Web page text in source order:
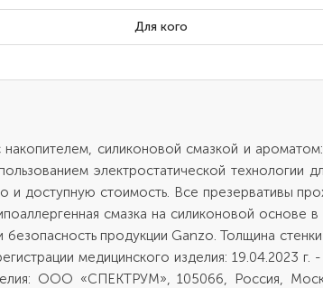
Для кого
силиконовой смазкой и ароматом:
электростатической
доступную стоимость. Все презервативы
смазка на силиконовой
безопасность продукции Ganzo. Толщина
медицинского изделия: 19.04.2023 г.
ООО «СПЕКТРУМ», 105066, Россия,